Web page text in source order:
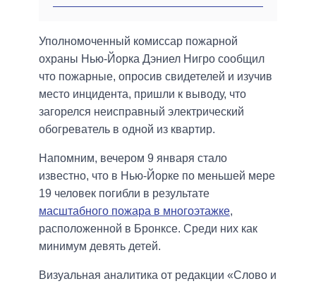
Уполномоченный комиссар пожарной
охраны Нью-Йорка Дэниел Нигро сообщил
что пожарные, опросив свидетелей и изучив
место инцидента, пришли к выводу, что
загорелся неисправный электрический
обогреватель в одной из квартир.
Напомним, вечером 9 января стало
известно, что в Нью-Йорке по меньшей мере
19 человек погибли в результате
масштабного пожара в многоэтажке,
расположенной в Бронксе. Среди них как
минимум девять детей.
Визуальная аналитика от редакции «Слово и